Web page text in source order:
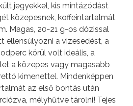
jegyekkel, kis mintázódást
közepesnek, koffeintartalmát
Magas, 20-21 g-os dózissal
ellensúlyozni a vizesedést, a
körül volt ideális, a
a közepes vagy magasabb
kimenettel. Mindenképpen
az első bontás után
mélyhűtve tárolni! Tejes